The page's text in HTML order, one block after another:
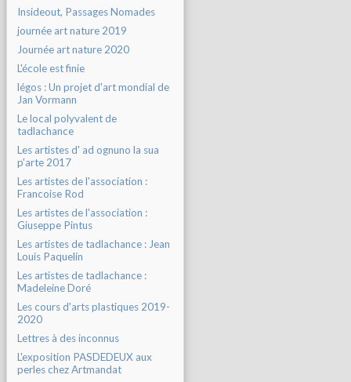
Insideout, Passages Nomades
journée art nature 2019
Journée art nature 2020
L'école est finie
légos : Un projet d'art mondial de
Jan Vormann
Le local polyvalent de
tadlachance
Les artistes d' ad ognuno la sua
p'arte 2017
Les artistes de l'association :
Francoise Rod
Les artistes de l'association :
Giuseppe Pintus
Les artistes de tadlachance : Jean
Louis Paquelin
Les artistes de tadlachance :
Madeleine Doré
Les cours d'arts plastiques 2019-
2020
Lettres à des inconnus
L'exposition PASDEDEUX aux
perles chez Artmandat